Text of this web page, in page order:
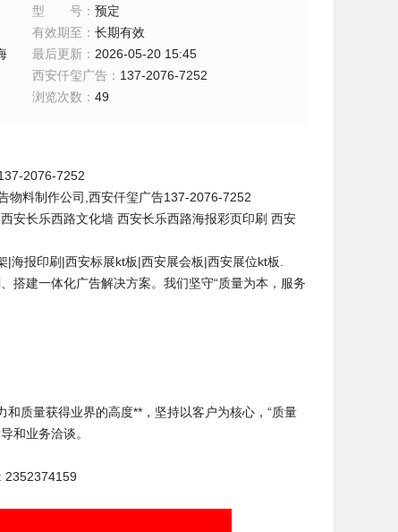
型号 ：预定
有效期至 ：长期有效
最后更新 ： 2026-05-20 15:45
西安仟玺广告 ： 137-2076-7252
浏览次数 ：49
2076-7252
物料制作公司,西安仟玺广告137-2076-7252
安长乐西路文化墙 西安长乐西路海报彩页印刷 西安
报印刷|西安标展kt板|西安展会板|西安展位kt板.
搭建一体化广告解决方案。我们坚守“质量为本，服务
质量获得业界的高度**，坚持以客户为核心，“质量
和业务洽谈。